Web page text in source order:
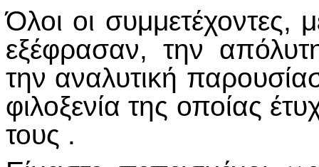
Όλοι οι συμμετέχοντες,
εξέφρασαν, την
την αναλυτική
φιλοξενία της οποίας
τους .